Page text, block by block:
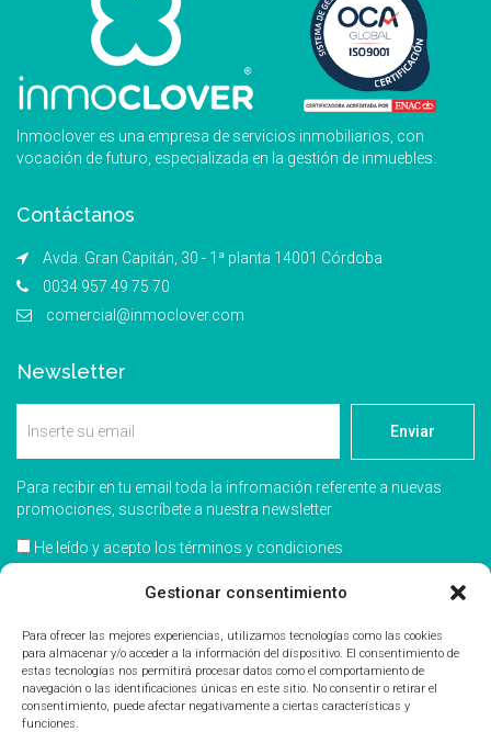
Gestionar consentimiento
Para ofrecer las mejores experiencias, utilizamos tecnologías como las cookies
para almacenar y/o acceder a la información del dispositivo. El consentimiento de
estas tecnologías nos permitirá procesar datos como el comportamiento de
navegación o las identificaciones únicas en este sitio. No consentir o retirar el
consentimiento, puede afectar negativamente a ciertas características y
funciones.
Inmoclover es una empresa de servicios inmobiliarios, con
vocación de futuro, especializada en la gestión de inmuebles.
Contáctanos
Avda. Gran Capitán, 30 - 1ª planta 14001 Córdoba
0034 957 49 75 70
comercial@inmoclover.com
Newsletter
Enviar
Para recibir en tu email toda la infromación referente a nuevas
promociones, suscríbete a nuestra newsletter
He leído y acepto los términos y condiciones
Acepto recibir información comercial